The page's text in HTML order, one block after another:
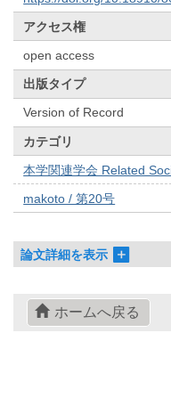
アクセス権
open access
出版タイプ
Version of Record
カテゴリ
本学関連学会 Related
makoto / 第20号
論文詳細を表示
ホームへ戻る